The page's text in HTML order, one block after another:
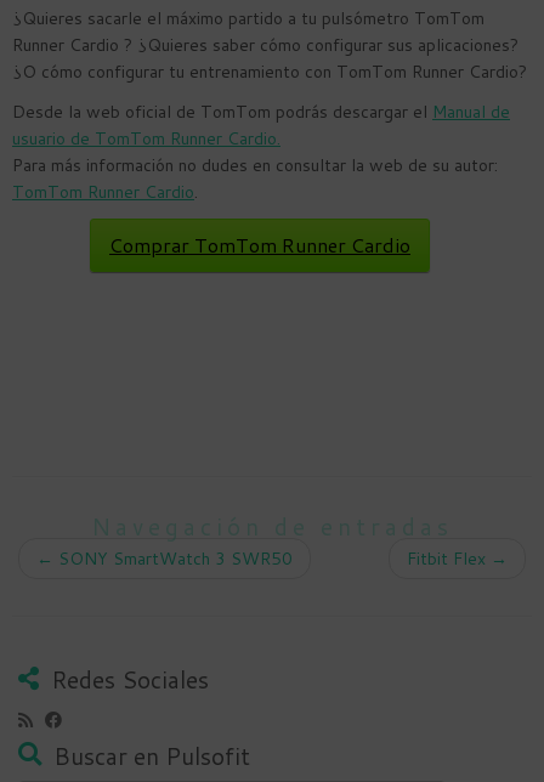
¿Quieres sacarle el máximo partido a tu pulsómetro TomTom
Runner Cardio ? ¿Quieres saber cómo configurar sus aplicaciones?
¿O cómo configurar tu entrenamiento con TomTom Runner Cardio?
Desde la web oficial de TomTom podrás descargar el Manual de
usuario de TomTom Runner Cardio.
Para más información no dudes en consultar la web de su autor:
TomTom Runner Cardio.
Comprar TomTom Runner Cardio
← SONY SmartWatch 3 SWR50 Fitbit Flex →
Redes Sociales
Buscar en Pulsofit